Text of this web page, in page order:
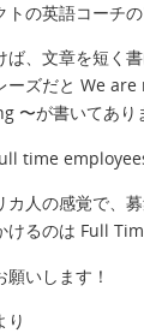
トの英語コーチの
ば、文章を短く書
ーズだと We
〜が書いてあり
time employees
カ人の感覚で、
けるのは Full
願いします！
り